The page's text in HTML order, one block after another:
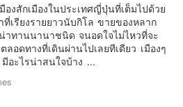
องสักเมืองในประเทศญี่ปุ่นที่เต็มไปด้วย
เรียงรายยาวนับกิโล ขายของหลาก
ทานนานาชนิด จนอดใจไม่ไหวที่จะ
ลอดทางที่เดินผ่านไปเลยทีเดียว เมืองๆ
อะไรน่าสนใจบ้าง ...